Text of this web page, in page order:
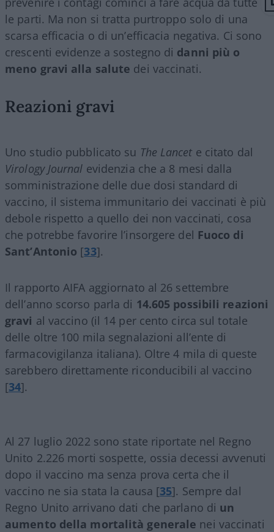
le parti. Ma non si tratta purtroppo solo di una
scarsa efficacia o di un’efficacia negativa. Ci sono
crescenti evidenze a sostegno di danni più o
meno gravi alla salute dei vaccinati.
Reazioni gravi
Uno studio pubblicato su The Lancet e citato dal
Virology Journal evidenzia che a 8 mesi dalla
somministrazione delle due dosi standard di
vaccino, il sistema immunitario dei vaccinati è più
debole rispetto a quello dei non vaccinati, cosa
che potrebbe favorire l’insorgere del Fuoco di
Sant’Antonio [33].
Il rapporto AIFA aggiornato al 26 settembre
dell’anno scorso parla di 14.605 possibili reazioni
gravi al vaccino (il 14 per cento circa sul totale
delle oltre 100 mila segnalazioni all’ente di
farmacovigilanza italiana). Oltre 4 mila di queste
sarebbero direttamente riconducibili al vaccino
[34].
Al 27 luglio 2022 sono state riportate nel Regno
Unito 2.226 morti sospette, ossia decessi avvenuti
dopo il vaccino ma senza prova certa che il
vaccino ne sia stata la causa [35]. Sempre dal
Regno Unito arrivano dati che parlano di un
aumento della mortalità generale nei vaccinati